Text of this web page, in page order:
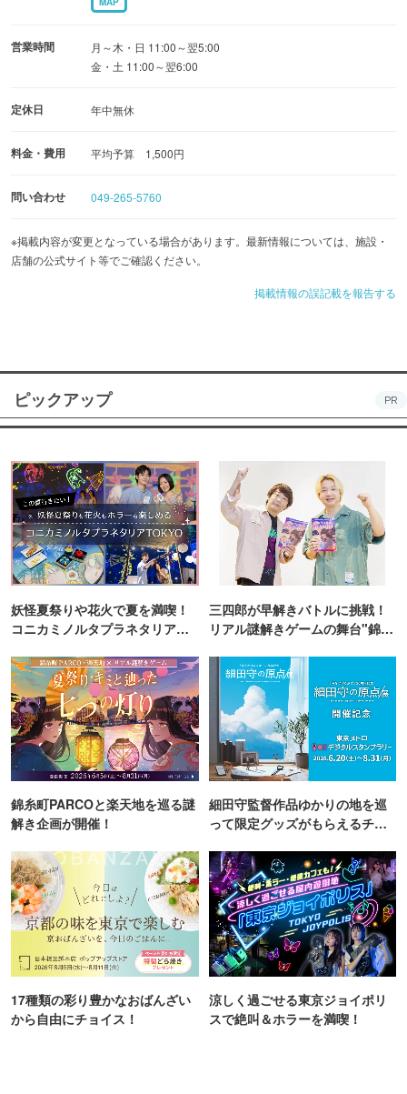
営業時間
月～木・日 11:00～翌5:00
金・土 11:00～翌6:00
定休日 年中無休
料金・費用 平均予算 1,500円
問い合わせ 049-265-5760
※掲載内容が変更となっている場合があります。最新情報については、施設・
店舗の公式サイト等でご確認ください。
掲載情報の誤記載を報告する
ピックアップ PR
妖怪夏祭りや花火で夏を満喫！
コニカミノルタプラネタリア
三四郎が早解きバトルに挑戦！
リアル謎解きゲームの舞台"錦糸
錦糸町PARCOと楽天地を巡る謎
解き企画が開催！
細田守監督作品ゆかりの地を巡
って限定グッズがもらえるチャ
17種類の彩り豊かなおばんざい
から自由にチョイス！
涼しく過ごせる東京ジョイポリ
スで絶叫＆ホラーを満喫！